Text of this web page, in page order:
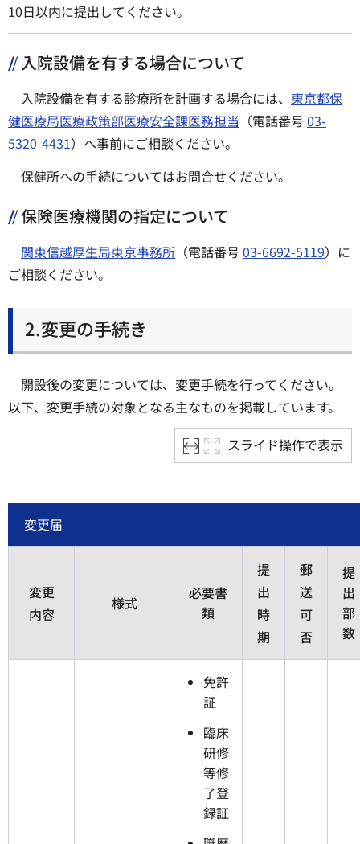
10日以内に提出してください。
入院設備を有する場合について
入院設備を有する診療所を計画する場合には、 東京都保
健医療局医療政策部医療安全課医務担当 （電話番号03-
5320-4431）へ事前にご相談ください。
保健所への手続についてはお問合せください。
保険医療機関の指定について
関東信越厚生局東京事務所 （電話番号03-6692-5119）に
ご相談ください。
2.変更の手続き
開設後の変更については、変更手続を行ってください。
以下、変更手続の対象となる主なものを掲載しています。
スライド操作で表示
変更届
変更
内容
様式
必要書
類
提
出
時
期
郵
送
可
否
提
出
部
数
免許
証
臨床
研修
等修
了登
録証